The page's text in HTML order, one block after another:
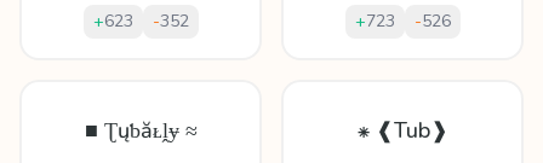
+623 -352 +723 -526
■ Ʈųƅăᴌḽɏ ≈ ⁕ ❰Tub❱